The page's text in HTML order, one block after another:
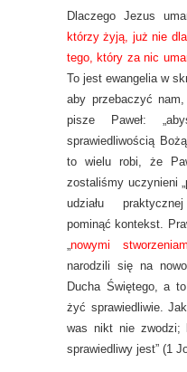
Dlaczego Jezus
którzy żyją, już nie
tego, który za nic
To jest ewangelia w
aby przebaczyć
pisze Paweł:
sprawiedliwością
to wielu robi, że
zostaliśmy uczynieni
udziału
pominąć kontekst.
nowymi
narodzili się na
Ducha Świętego, a
żyć sprawiedliwie.
was nikt nie zwodzi;
sprawiedliwy jest” (1